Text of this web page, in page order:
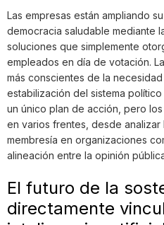
Las empresas están ampliando
democracia saludable mediante
soluciones que simplemente
empleados en día de votación.
más conscientes de la
estabilización del sistema
un único plan de acción, pero
en varios frentes, desde
membresía en organizaciones
alineación entre la opinión
El futuro de la
directamente